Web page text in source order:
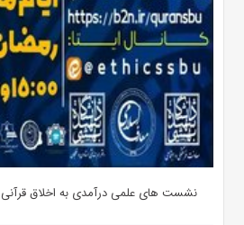
نشست های علمی درآمدی به اخلاق قرآنی